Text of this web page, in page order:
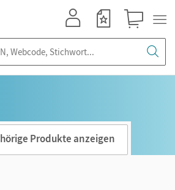
Produkte anzeigen